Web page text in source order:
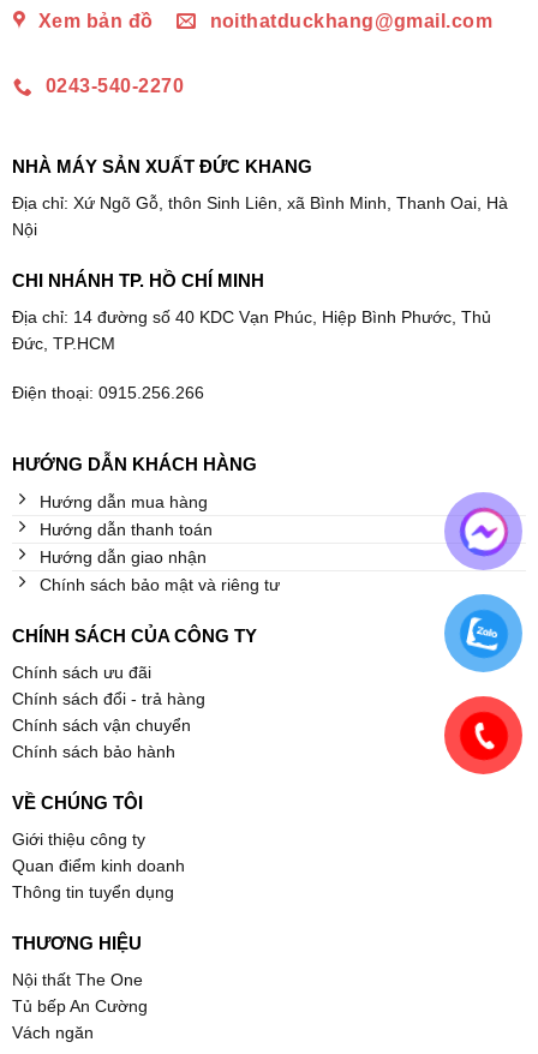
Xem bản đồ
noithatduckhang@gmail.com
0243-540-2270
NHÀ MÁY SẢN XUẤT ĐỨC KHANG
Địa chỉ: Xứ Ngõ Gỗ, thôn Sinh Liên, xã Bình Minh, Thanh Oai, Hà
Nội
CHI NHÁNH TP. HỒ CHÍ MINH
Địa chỉ: 14 đường số 40 KDC Vạn Phúc, Hiệp Bình Phước, Thủ
Đức, TP.HCM
Điện thoại: 0915.256.266
HƯỚNG DẪN KHÁCH HÀNG
Hướng dẫn mua hàng
Hướng dẫn thanh toán
Hướng dẫn giao nhận
Chính sách bảo mật và riêng tư
CHÍNH SÁCH CỦA CÔNG TY
Chính sách ưu đãi
Chính sách đổi - trả hàng
Chính sách vận chuyển
Chính sách bảo hành
VỀ CHÚNG TÔI
Giới thiệu công ty
Quan điểm kinh doanh
Thông tin tuyển dụng
THƯƠNG HIỆU
Nội thất The One
Tủ bếp An Cường
Vách ngăn